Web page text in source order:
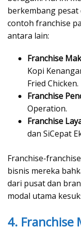
berkembang
contoh franchise
antara lain:
Franchise
Kopi
Fried Chicken.
Franchise
Operation.
Franchise
dan SiCepat
Franchise-
bisnis mereka
dari pusat dan
modal utama
4. Franchise